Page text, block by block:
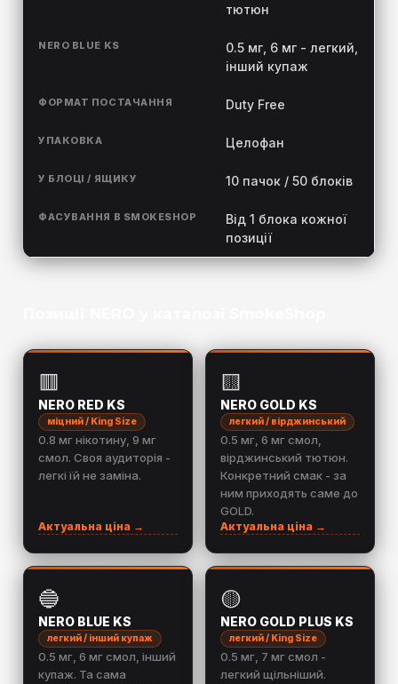
тютюн
NERO BLUE KS
0.5 мг, 6 мг - легкий,
інший купаж
ФОРМАТ ПОСТАЧАННЯ Duty Free
УПАКОВКА Целофан
У БЛОЦІ / ЯЩИКУ 10 пачок / 50 блоків
ФАСУВАННЯ В SMOKESHOP
Від 1 блока кожної
позиції
🟥
NERO RED KS
міцний / King Size
0.8 мг нікотину, 9 мг
смол. Своя аудиторія -
легкі їй не заміна.
Актуальна ціна →
🟨
NERO GOLD KS
легкий / вірджинський
0.5 мг, 6 мг смол,
вірджинський тютюн.
Конкретний смак - за
ним приходять саме до
GOLD.
Актуальна ціна →
🔵
NERO BLUE KS
легкий / інший купаж
0.5 мг, 6 мг смол, інший
купаж. Та сама
🟡
NERO GOLD PLUS KS
легкий / King Size
0.5 мг, 7 мг смол -
легкий щільніший.